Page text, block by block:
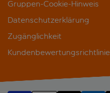
Gruppen-Cookie-Hinweis
Datenschutzerklärung
Zugänglichkeit
Kundenbewertungsrichtlinie